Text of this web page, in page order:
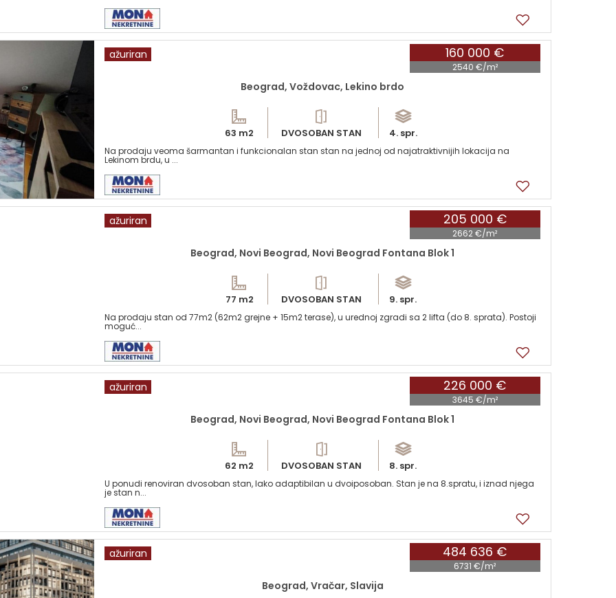
160 000 €
2540 €/m²
ažuriran
Beograd, Voždovac, Lekino brdo
63 m2 DVOSOBAN STAN 4. spr.
Na prodaju veoma šarmantan i funkcionalan stan stan na jednoj od najatraktivnijih lokacija na
Lekinom brdu, u ...
205 000 €
2662 €/m²
ažuriran
Beograd, Novi Beograd, Novi Beograd Fontana Blok 1
77 m2 DVOSOBAN STAN 9. spr.
Na prodaju stan od 77m2 (62m2 grejne + 15m2 terase), u urednoj zgradi sa 2 lifta (do 8. sprata). Postoji
moguć...
226 000 €
3645 €/m²
ažuriran
Beograd, Novi Beograd, Novi Beograd Fontana Blok 1
62 m2 DVOSOBAN STAN 8. spr.
U ponudi renoviran dvosoban stan, lako adaptibilan u dvoiposoban. Stan je na 8.spratu, i iznad njega
je stan n...
484 636 €
6731 €/m²
ažuriran
Beograd, Vračar, Slavija